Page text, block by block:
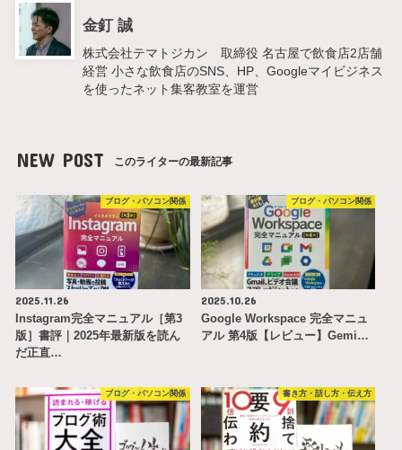
金釘 誠
株式会社テマトジカン 取締役 名古屋で飲食店2店舗
経営 小さな飲食店のSNS、HP、Googleマイビジネス
を使ったネット集客教室を運営
NEW POST このライターの最新記事
ブログ・パソコン関係
2025.11.26
Instagram完全マニュアル［第3
版］書評｜2025年最新版を読ん
だ正直…
ブログ・パソコン関係
2025.10.26
Google Workspace 完全マニュ
アル 第4版【レビュー】Gemi…
ブログ・パソコン関係 書き方・話し方・伝え方